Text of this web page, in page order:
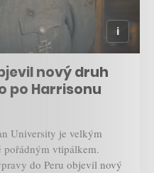
nový druh
po Harrisonu
University je velkým
pořádným vtipálkem.
do Peru objevil nový